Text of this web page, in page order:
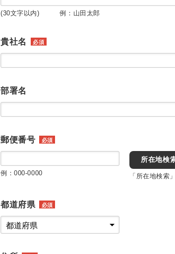
(30文字以内) 例：山田太郎
貴社名 必須
部署名
郵便番号 必須
例：000-0000
所在地検
「所在地検索
都道府県 必須